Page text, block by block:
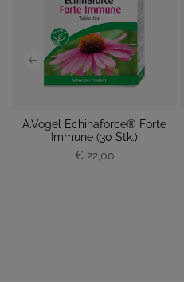
A.Vogel Echinaforce® Forte
Immune (30 Stk.)
€ 22,00